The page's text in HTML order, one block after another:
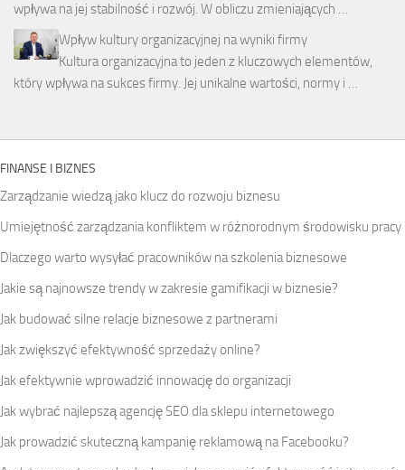
wpływa na jej stabilność i rozwój. W obliczu zmieniających …
Wpływ kultury organizacyjnej na wyniki firmy
Kultura organizacyjna to jeden z kluczowych elementów,
który wpływa na sukces firmy. Jej unikalne wartości, normy i …
FINANSE I BIZNES
Zarządzanie wiedzą jako klucz do rozwoju biznesu
Umiejętność zarządzania konfliktem w różnorodnym środowisku pracy
Dlaczego warto wysyłać pracowników na szkolenia biznesowe
Jakie są najnowsze trendy w zakresie gamifikacji w biznesie?
Jak budować silne relacje biznesowe z partnerami
Jak zwiększyć efektywność sprzedaży online?
Jak efektywnie wprowadzić innowację do organizacji
Jak wybrać najlepszą agencję SEO dla sklepu internetowego
Jak prowadzić skuteczną kampanię reklamową na Facebooku?